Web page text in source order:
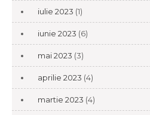
iulie 2023 (1)
iunie 2023 (6)
mai 2023 (3)
aprilie 2023 (4)
martie 2023 (4)